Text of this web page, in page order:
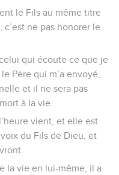
le Fils au même titre
c’est ne pas honorer le
qui écoute ce que je
Père qui m’a envoyé,
et il ne sera pas
à la vie.
vient, et elle est
du Fils de Dieu, et
la vie en lui-même, il a